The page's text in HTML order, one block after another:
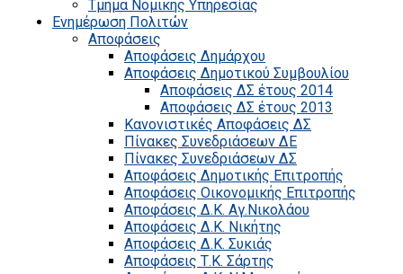
Τμήμα Νομικής Υπηρεσίας
Ενημέρωση Πολιτών
Αποφάσεις
Αποφάσεις Δημάρχου
Αποφάσεις Δημοτικού Συμβουλίου
Αποφάσεις ΔΣ έτους 2014
Αποφάσεις ΔΣ έτους 2013
Κανονιστικές Αποφάσεις ΔΣ
Πίνακες Συνεδριάσεων ΔΕ
Πίνακες Συνεδριάσεων ΔΣ
Αποφάσεις Δημοτικής Επιτροπής
Αποφάσεις Οικονομικής Επιτροπής
Αποφάσεις Δ.Κ. Αγ.Νικολάου
Αποφάσεις Δ.Κ. Νικήτης
Αποφάσεις Δ.Κ. Συκιάς
Αποφάσεις Τ.Κ. Σάρτης